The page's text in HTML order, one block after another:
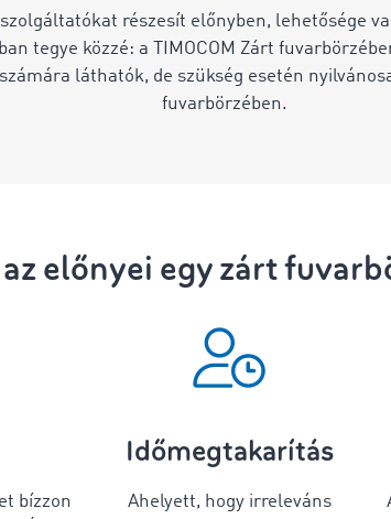
részesít előnyben, lehetősége
tegye közzé: a TIMOCOM Zárt
láthatók, de szükség esetén
fuvarbörzében.
előnyei egy zárt
bízzon
Időmegtakarítás
Ahelyett, hogy irreleváns